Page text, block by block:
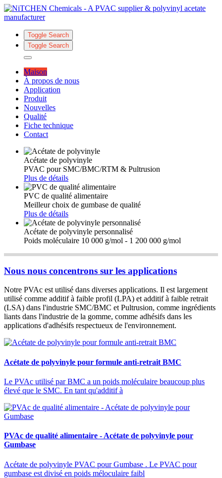
Toggle Search
Toggle Search
Maison
À propos de nous
Application
Produit
Nouvelles
Qualité
Fiche technique
Contact
Acétate de polyvinyle
PVAC pour SMC/BMC/RTM & Pultrusion
Plus de détails
PVC de qualité alimentaire
Meilleur choix de gumbase de qualité
Plus de détails
Acétate de polyvinyle personnalisé
Poids moléculaire 10 000 g/mol - 1 200 000 g/mol
Nous nous concentrons sur les applications
Notre PVAc est utilisé dans diverses applications. Il est largement
utilisé comme additif à faible profil (LPA) et additif à faible retrait
(LSA) dans l'industrie SMC/BMC et Pultrusion, comme ingrédients
liants dans l'industrie de la gomme, comme adhésifs dans les
applications d'adhésifs respectueux de l'environnement.
Acétate de polyvinyle pour formule anti-retrait BMC
Le PVAc utilisé par BMC a un poids moléculaire beaucoup plus
élevé que le SMC. En tant qu'additif à
PVAc de qualité alimentaire - Acétate de polyvinyle pour
Gumbase
Acétate de polyvinyle PVAC pour Gumbase . Le PVAC pour
gumbase est divisé en poids méloculaire faibl